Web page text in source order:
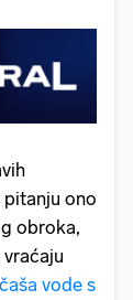
ono
obroka,
čaša vode s